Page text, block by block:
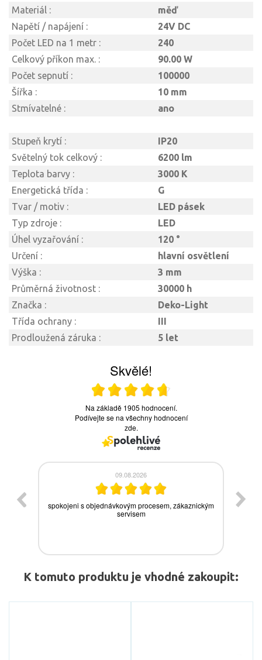
Materiál :
měď
Napětí / napájení :
24V DC
Počet LED na 1 metr :
240
Celkový příkon max. :
90.00 W
Počet sepnutí :
100000
Šířka :
10 mm
Stmívatelné :
ano
Stupeň krytí :
IP20
Světelný tok celkový :
6200 lm
Teplota barvy :
3000 K
Energetická třída :
G
Tvar / motiv :
LED pásek
Typ zdroje :
LED
Úhel vyzařování :
120 °
Určení :
hlavní osvětlení
Výška :
3 mm
Průměrná životnost :
30000 h
Značka :
Deko-Light
Třída ochrany :
III
Prodloužená záruka :
5 let
K tomuto produktu je vhodné zakoupit: